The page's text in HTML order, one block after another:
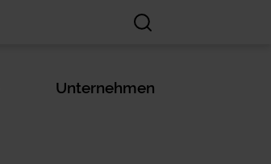
Unternehmen